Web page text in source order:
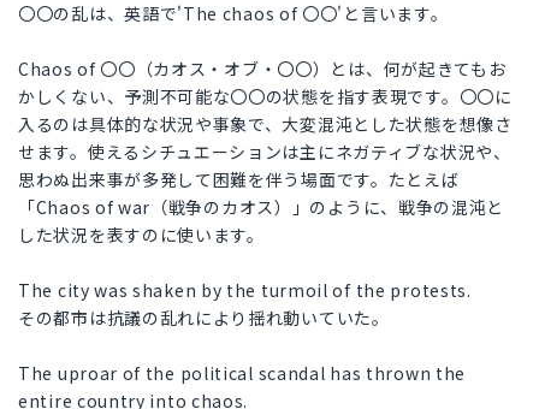
〇〇の乱は、英語で'The chaos of 〇〇'と言います。
Chaos of 〇〇（カオス・オブ・〇〇）とは、何が起きてもお
かしくない、予測不可能な〇〇の状態を指す表現です。〇〇に
入るのは具体的な状況や事象で、大変混沌とした状態を想像さ
せます。使えるシチュエーションは主にネガティブな状況や、
思わぬ出来事が多発して困難を伴う場面です。たとえば
「Chaos of war（戦争のカオス）」のように、戦争の混沌と
した状況を表すのに使います。
The city was shaken by the turmoil of the protests.
その都市は抗議の乱れにより揺れ動いていた。
The uproar of the political scandal has thrown the
entire country into chaos.